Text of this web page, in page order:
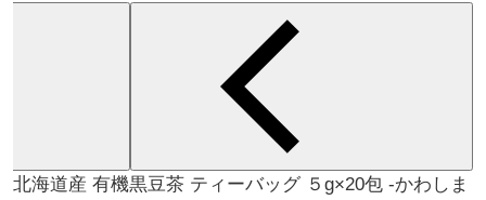
北海道産 有機黒豆茶 ティーバッグ ５g×20包 -かわしま